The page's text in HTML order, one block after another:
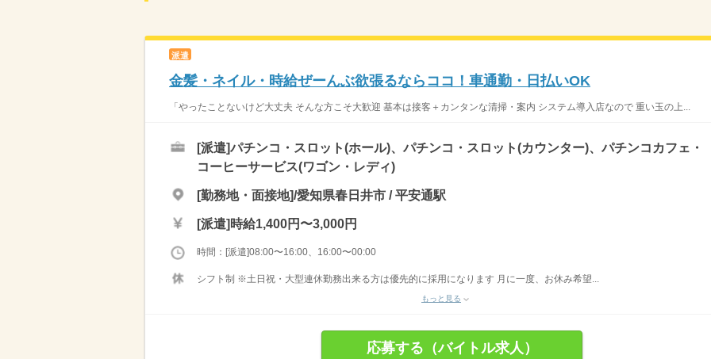
派遣
金髪・ネイル・時給ぜーんぶ欲張るならココ！車通勤・日払いOK
「やったことないけど大丈夫 そんな方こそ大歓迎 基本は接客＋カンタンな清掃・案内 システム導入店なので 重い玉の上...
[派遣]パチンコ・スロット(ホール)、パチンコ・スロット(カウンター)、パチンコカフェ・
コーヒーサービス(ワゴン・レディ)
[勤務地・面接地]/愛知県春日井市 / 平安通駅
[派遣] 時給1,400円〜3,000円
時間：[派遣]08:00〜16:00、16:00〜00:00
シフト制 ※土日祝・大型連休勤務出来る方は優先的に採用になります 月に一度、お休み希望...
もっと見る
応募する（バイトル求人）